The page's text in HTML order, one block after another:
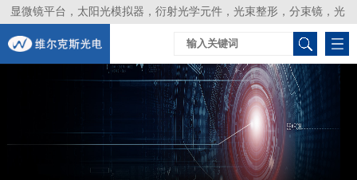
显微镜平台，太阳光模拟器，衍射光学元件，光束整形，分束镜，光
谱仪，生物激光器，光束分析仪，Layertec